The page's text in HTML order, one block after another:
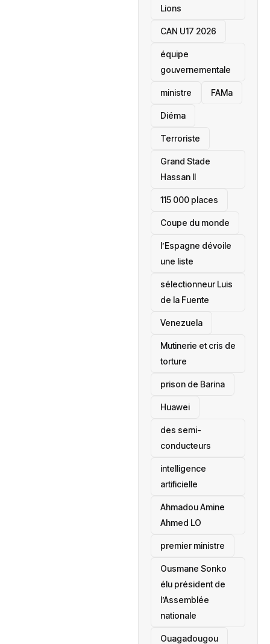
Lions
CAN U17 2026
équipe
gouvernementale
ministre FAMa
Diéma
Terroriste
Grand Stade
Hassan II
115 000 places
‎Coupe du monde
l’Espagne dévoile
une liste
sélectionneur Luis
de la Fuente
‎Venezuela
Mutinerie et cris de
torture
prison de Barina
Huawei
des semi-
conducteurs
intelligence
artificielle
Ahmadou Amine
Ahmed LO
premier ministre
Ousmane Sonko
élu président de
l’Assemblée
nationale
‎Ouagadougou